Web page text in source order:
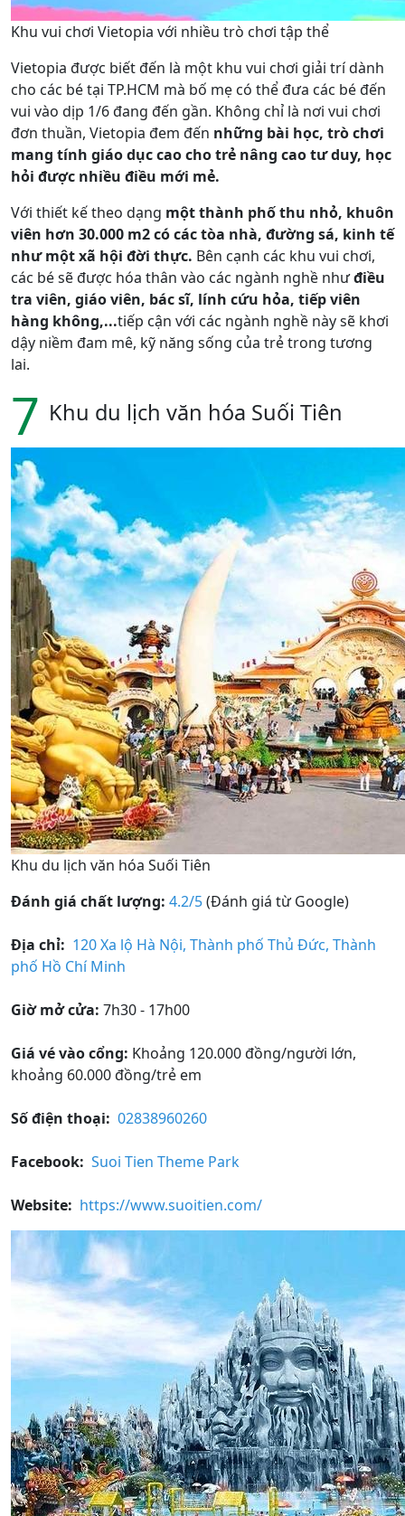
Khu vui chơi Vietopia với nhiều trò chơi tập thể
Vietopia được biết đến là một khu vui chơi giải trí dành
cho các bé tại TP.HCM mà bố mẹ có thể đưa các bé đến
vui vào dịp 1/6 đang đến gần. Không chỉ là nơi vui chơi
đơn thuần, Vietopia đem đến những bài học, trò chơi
mang tính giáo dục cao cho trẻ nâng cao tư duy, học
hỏi được nhiều điều mới mẻ.
Với thiết kế theo dạng một thành phố thu nhỏ, khuôn
viên hơn 30.000 m2 có các tòa nhà, đường sá, kinh tế
như một xã hội đời thực. Bên cạnh các khu vui chơi,
các bé sẽ được hóa thân vào các ngành nghề nhưđiều
tra viên, giáo viên, bác sĩ, lính cứu hỏa, tiếp viên
hàng không,...tiếp cận với các ngành nghề này sẽ khơi
dậy niềm đam mê, kỹ năng sống của trẻ trong tương
lai.
7 Khu du lịch văn hóa Suối Tiên
Khu du lịch văn hóa Suối Tiên
Đánh giá chất lượng: 4.2/5(Đánh giá từ Google)
Địa chỉ: 120 Xa lộ Hà Nội, Thành phố Thủ Đức, Thành
phố Hồ Chí Minh
Giờ mở cửa: 7h30 - 17h00
Giá vé vào cổng: Khoảng 120.000 đồng/người lớn,
khoảng 60.000 đồng/trẻ em
Số điện thoại: 02838960260
Facebook: Suoi Tien Theme Park
Website: https://www.suoitien.com/